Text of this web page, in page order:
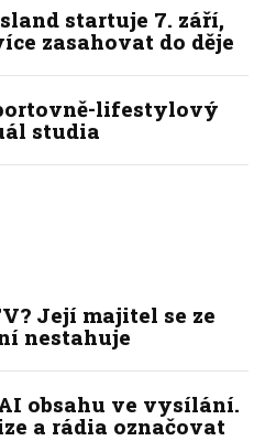
startuje 7. září,
zasahovat do děje
lifestylový
studia
Její majitel se ze
nestahuje
obsahu ve vysílání.
a rádia označovat